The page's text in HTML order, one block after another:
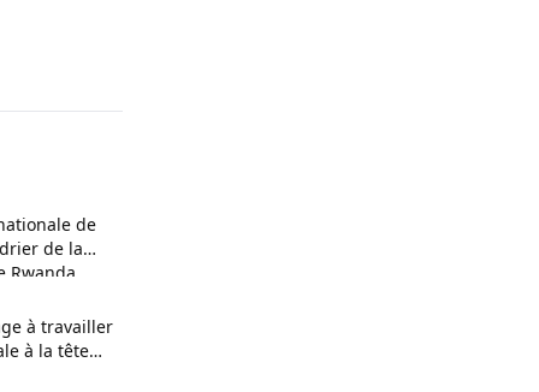
de
de la
Rwanda
à travailler
à la tête